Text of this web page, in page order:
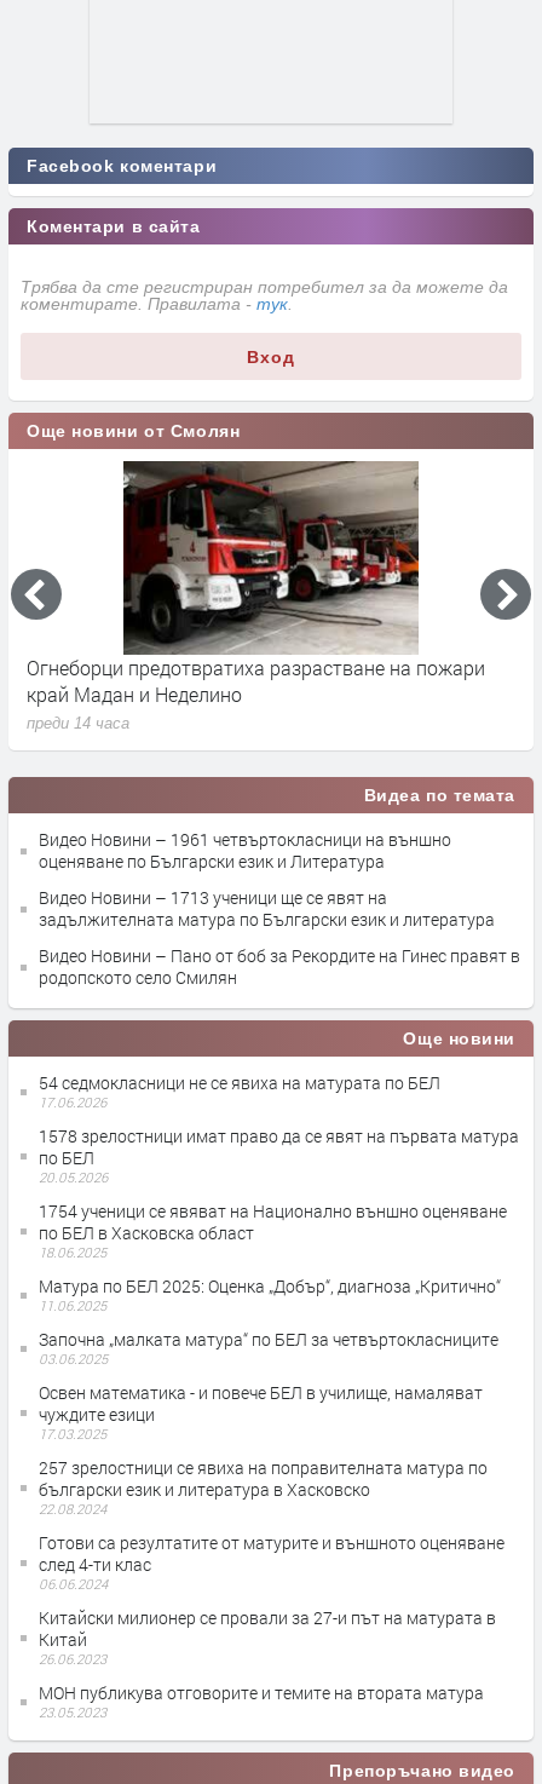
Facebook коментари
Коментари в сайта
Трябва да сте регистриран потребител за да можете да
коментирате. Правилата - тук
Вход
Още новини от Смолян
Огнеборци предотвратиха разрастване на пожари
край Мадан и Неделино
преди 14 часа
Видеа по темата
Видео Новини – 1961 четвъртокласници на външно
оценяване по Български език и Литература
Видео Новини – 1713 ученици ще се явят на
задължителната матура по Български език и литература
Видео Новини – Пано от боб за Рекордите на Гинес правят в
родопското село Смилян
Още новини
54 седмокласници не се явиха на матурата по БЕЛ
17.06.2026
1578 зрелостници имат право да се явят на първата матура
по БЕЛ
20.05.2026
1754 ученици се явяват на Национално външно оценяване
по БЕЛ в Хасковска област
18.06.2025
Матура по БЕЛ 2025: Оценка „Добър“, диагноза „Критично“
11.06.2025
Започна „малката матура“ по БЕЛ за четвъртокласниците
03.06.2025
Освен математика - и повече БЕЛ в училище, намаляват
чуждите езици
17.03.2025
257 зрелостници се явиха на поправителната матура по
български език и литература в Хасковско
22.08.2024
Готови са резултатите от матурите и външното оценяване
след 4-ти клас
06.06.2024
Китайски милионер се провали за 27-и път на матурата в
Китай
26.06.2023
МОН публикува отговорите и темите на втората матура
23.05.2023
Препоръчано видео